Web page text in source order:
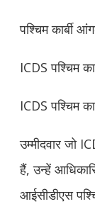
पश्चिम कार्बी
ICDS पश्चिम
ICDS पश्चिम
उम्मीदवार जो
हैं, उन्हें
आईसीडीएस